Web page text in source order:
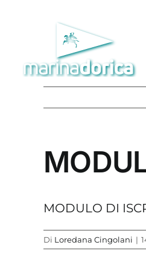
contenuto
MODULO DI
Di Loredana Cingolani |